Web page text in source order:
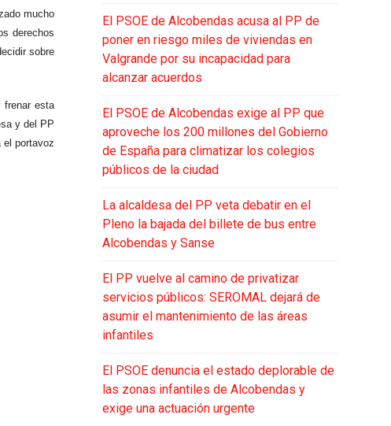
mucho
derechos
sobre
frenar esta
y del PP
el portavoz
El PSOE de Alcobendas acusa al PP de
poner en riesgo miles de viviendas en
Valgrande por su incapacidad para
alcanzar acuerdos
El PSOE de Alcobendas exige al PP que
aproveche los 200 millones del Gobierno
de España para climatizar los colegios
públicos de la ciudad
La alcaldesa del PP veta debatir en el
Pleno la bajada del billete de bus entre
Alcobendas y Sanse
El PP vuelve al camino de privatizar
servicios públicos: SEROMAL dejará de
asumir el mantenimiento de las áreas
infantiles
El PSOE denuncia el estado deplorable de
las zonas infantiles de Alcobendas y
exige una actuación urgente